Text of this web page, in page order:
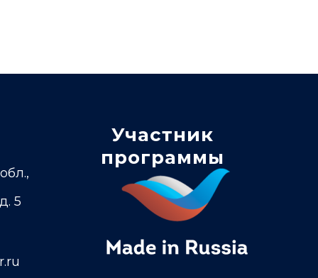
Участник
программы
5